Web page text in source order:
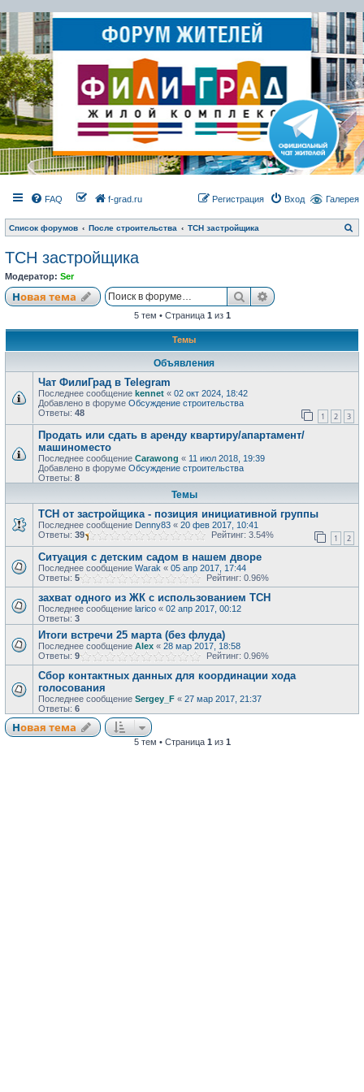
Галерея
FAQ f-grad.ru Вход
Регистрация
Список форумов После строительства ТСН застройщика
о
ТСН застройщика
Модератор: Ser
Новая тема ПоискРасширенный
5 тем • Страница 1 из 1
Темы
Объявления
Чат ФилиГрад в Telegram
Последнее сообщение kennet « 02 окт 2024, 18:42
Добавлено в форуме Обсуждение строительства
Ответы: 48 1 2 3
Продать или сдать в аренду квартиру/апартамент/
машиноместо
Последнее сообщение Carawong « 11 июл 2018, 19:39
Добавлено в форуме Обсуждение строительства
Ответы: 8
Темы
ТСН от застройщика - позиция инициативной группы
Последнее сообщение Denny83 « 20 фев 2017, 10:41
Ответы: 39 1 2
Рейтинг: 3.54%
Ситуация с детским садом в нашем дворе
Последнее сообщение Warak « 05 апр 2017, 17:44
Ответы: 5 Рейтинг: 0.96%
захват одного из ЖК с использованием ТСН
Последнее сообщение larico « 02 апр 2017, 00:12
Ответы: 3
Итоги встречи 25 марта (без флуда)
Последнее сообщение Alex « 28 мар 2017, 18:58
Ответы: 9 Рейтинг: 0.96%
Сбор контактных данных для координации хода
голосования
Последнее сообщение Sergey_F « 27 мар 2017, 21:37
Ответы: 6
Новая тема
5 тем • Страница 1 из 1